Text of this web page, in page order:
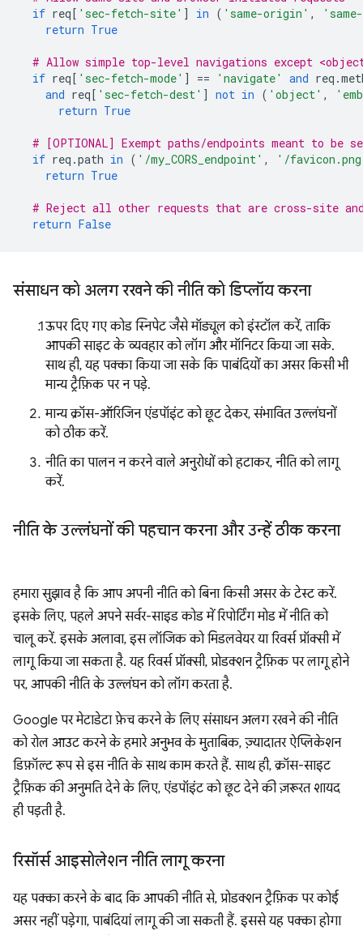
if req [ 'sec-fetch-site' ] in ( 'same-origin' ,
return True
# Allow simple top-level navigations except
if req [ 'sec-fetch-mode' ] == 'navigate' and req .
and req [ 'sec-fetch-dest' ] not in ( 'object' ,
return True
# [OPTIONAL] Exempt paths/endpoints meant to be
if req .path in ( '/my_CORS_endpoint' ,
'/
return True
# Reject all other requests that are cross-site
return False
संसाधन को अलग रखने की नीति को डिप्लॉय करना
ऊपर दिए गए कोड स्निपेट जैसे मॉड्यूल को इंस्टॉल करें, ताकि
आपकी साइट के व्यवहार को लॉग और मॉनिटर किया जा सके.
साथ ही, यह पक्का किया जा सके कि पाबंदियों का असर किसी भी
मान्य ट्रैफ़िक पर न पड़े.
मान्य क्रॉस-ऑरिजिन एंडपॉइंट को छूट देकर, संभावित उल्लंघनों
को ठीक करें.
नीति का पालन न करने वाले अनुरोधों को हटाकर, नीति को लागू
करें.
नीति के उल्लंघनों की पहचान करना और उन्हें ठीक करना
हमारा सुझाव है कि आप अपनी नीति को बिना किसी असर के टेस्ट करें.
इसके लिए, पहले अपने सर्वर-साइड कोड में रिपोर्टिंग मोड में नीति को
चालू करें. इसके अलावा, इस लॉजिक को मिडलवेयर या रिवर्स प्रॉक्सी में
लागू किया जा सकता है. यह रिवर्स प्रॉक्सी, प्रोडक्शन ट्रैफ़िक पर लागू होने
पर, आपकी नीति के उल्लंघन को लॉग करता है.
Google पर मेटाडेटा फ़ेच करने के लिए संसाधन अलग रखने की नीति
को रोल आउट करने के हमारे अनुभव के मुताबिक, ज़्यादातर ऐप्लिकेशन
डिफ़ॉल्ट रूप से इस नीति के साथ काम करते हैं. साथ ही, क्रॉस-साइट
ट्रैफ़िक की अनुमति देने के लिए, एंडपॉइंट को छूट देने की ज़रूरत शायद
ही पड़ती है.
रिसॉर्स आइसोलेशन नीति लागू करना
यह पक्का करने के बाद कि आपकी नीति से, प्रोडक्शन ट्रैफ़िक पर कोई
असर नहीं पड़ेगा, पाबंदियां लागू की जा सकती हैं. इससे यह पक्का होगा